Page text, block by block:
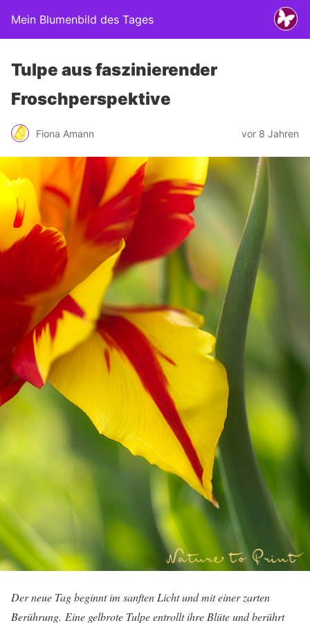
Mein Blumenbild des Tages
Tulpe aus faszinierender
Froschperspektive
Fiona Amann vor 8 Jahren
Der neue Tag beginnt im sanften Licht und mit einer zarten
Berührung. Eine gelbrote Tulpe entrollt ihre Blüte und berührt